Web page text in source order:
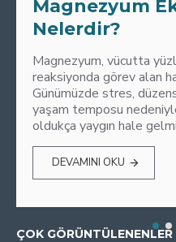
Magnezyum
Nelerdir?
Magnezyum, vücutta
reaksiyonda görev alan
Günümüzde stres,
yaşam temposu
oldukça yaygın hale
DEVAMINI OKU
ÇOK GÖRÜNTÜLENENLER